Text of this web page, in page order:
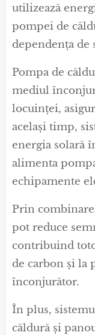
utilizează
pompei de
dependența de
Pompa de
mediul
locuinței,
același timp,
energia solară
alimenta
echipamente
Prin
pot reduce
contribuind
de carbon și la
înconjurător.
În plus,
căldură și